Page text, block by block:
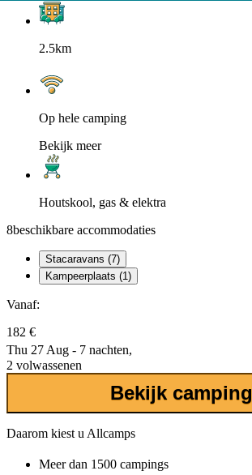
2.5km
Op hele camping
Bekijk meer
Houtskool, gas & elektra
8beschikbare accommodaties
Stacaravans (7)
Kampeerplaats (1)
Vanaf:
182 €
Thu 27 Aug - 7 nachten,
2 volwassenen
Bekijk camping
Daarom kiest u Allcamps
Meer dan 1500 campings